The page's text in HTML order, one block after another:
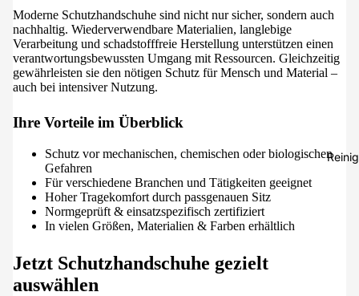
Reiniger
Moderne Schutzhandschuhe sind nicht nur sicher, sondern auch
nachhaltig. Wiederverwendbare Materialien, langlebige
Verarbeitung und schadstofffreie Herstellung unterstützen einen
verantwortungsbewussten Umgang mit Ressourcen. Gleichzeitig
gewährleisten sie den nötigen Schutz für Mensch und Material –
auch bei intensiver Nutzung.
Ihre Vorteile im Überblick
Schutz vor mechanischen, chemischen oder biologischen
Gefahren
Für verschiedene Branchen und Tätigkeiten geeignet
Hoher Tragekomfort durch passgenauen Sitz
Normgeprüft & einsatzspezifisch zertifiziert
In vielen Größen, Materialien & Farben erhältlich
Jetzt Schutzhandschuhe gezielt
auswählen